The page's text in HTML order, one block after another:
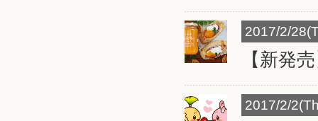
2017/2/
【新発
2017/2/